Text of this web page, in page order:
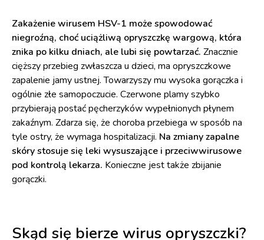
Zakażenie wirusem HSV-1 może spowodować
niegroźną, choć uciążliwą opryszczkę wargową, która
znika po kilku dniach, ale lubi się powtarzać. Znacznie
cięższy przebieg zwłaszcza u dzieci, ma opryszczkowe
zapalenie jamy ustnej. Towarzyszy mu wysoka gorączka i
ogólnie złe samopoczucie. Czerwone plamy szybko
przybierają postać pęcherzyków wypełnionych płynem
zakaźnym. Zdarza się, że choroba przebiega w sposób na
tyle ostry, że wymaga hospitalizacji. Na zmiany zapalne
skóry stosuje się leki wysuszające i przeciwwirusowe
pod kontrolą lekarza. Konieczne jest także zbijanie
gorączki.
Skąd się bierze wirus opryszczki?